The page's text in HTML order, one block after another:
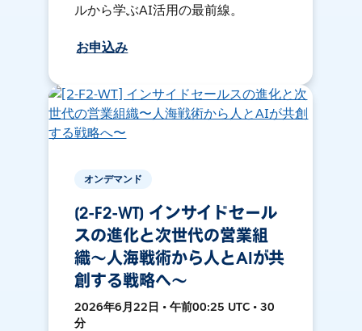
ルから学ぶAI活用の最前線。
お申込み
オンデマンド
[2-F2-WT] インサイドセール
スの進化と次世代の営業組
織〜人海戦術から人とAIが共
創する戦略へ〜
2026年6月22日 • 午前00:25 UTC • 30
分